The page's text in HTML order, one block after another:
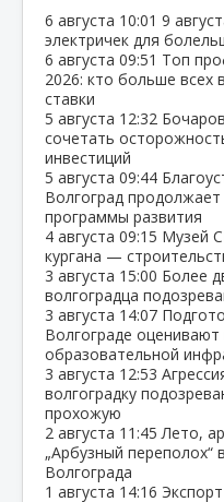
6 августа 10:01 9
электричек для
6 августа 09:51 Топ
2026: кто больше всех
ставки
5 августа 12:32
сочетать
инвестиций
5 августа 09:44
Волгоград
программы развития
4 августа 09:15 Музей
кургана —
3 августа 15:00 Более
волгоградца
3 августа 14:07
Волгограде оценивают
образовательной
3 августа 12:53
волгоградку
прохожую
2 августа 11:45 Лето,
„Арбузный
Волгограда
1 августа 14:16